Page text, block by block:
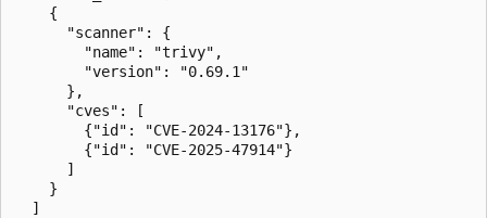
    {
      "scanner": {
        "name": "trivy",
        "version": "0.69.1"
      },
      "cves": [
        {"id": "CVE-2024-13176"},
        {"id": "CVE-2025-47914"}
      ]
    }
  ]